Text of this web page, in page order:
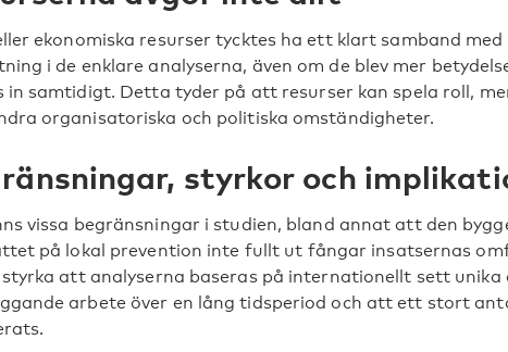
ekonomiska resurser tycktes ha ett klart samband
i de enklare analyserna, även om de blev mer
in samtidigt. Detta tyder på att resurser kan spela roll,
organisatoriska och politiska omständigheter.
styrkor och
vissa begränsningar i studien, bland annat att den
på lokal prevention inte fullt ut fångar insatsernas
att analyserna baseras på internationellt sett unika
arbete över en lång tidsperiod och att ett stort